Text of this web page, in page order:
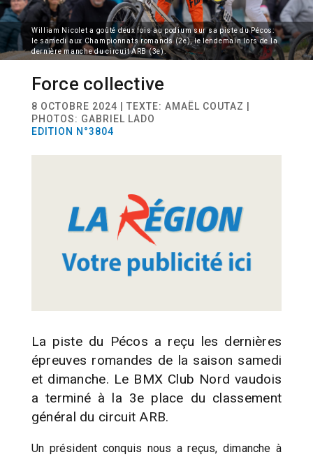
William Nicolet a goûté deux fois au podium sur sa piste du Pécos:
le samedi aux Championnats romands (2e), le lendemain lors de la
dernière manche du circuit ARB (3e).
Force collective
8 OCTOBRE 2024 | TEXTE: AMAËL COUTAZ |
PHOTOS: GABRIEL LADO
EDITION N°3804
La piste du Pécos a reçu les dernières
épreuves romandes de la saison samedi
et dimanche. Le BMX Club Nord vaudois
a terminé à la 3e place du classement
général du circuit ARB.
Un président conquis nous a reçus, dimanche à